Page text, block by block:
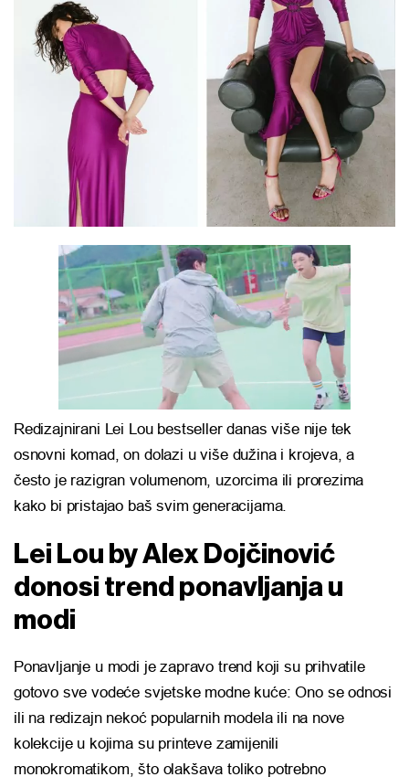
Redizajnirani Lei Lou bestseller danas više nije tek
osnovni komad, on dolazi u više dužina i krojeva, a
često je razigran volumenom, uzorcima ili prorezima
kako bi pristajao baš svim generacijama.
Lei Lou by Alex Dojčinović
donosi trend ponavljanja u
modi
Ponavljanje u modi je zapravo trend koji su prihvatile
gotovo sve vodeće svjetske modne kuće: Ono se odnosi
ili na redizajn nekoć popularnih modela ili na nove
kolekcije u kojima su printeve zamijenili
monokromatikom, što olakšava toliko potrebno